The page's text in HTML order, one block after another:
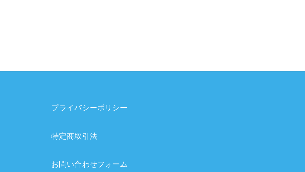
プライバシーポリシー
特定商取引法
お問い合わせフォーム